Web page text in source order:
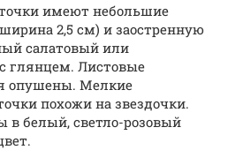
имеют небольшие
2,5 см) и заостренную
салатовый или
глянцем. Листовые
опушены. Мелкие
похожи на звездочки.
белый, светло-розовый